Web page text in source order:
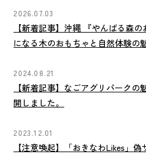
2026.07.03
【新着記事】沖縄 『やんばる森
になる木のおもちゃと自然体験の
2024.08.21
【新着記事】なごアグリパーク
開しました。
2023.12.01
【注意喚起】「おきなわLikes」